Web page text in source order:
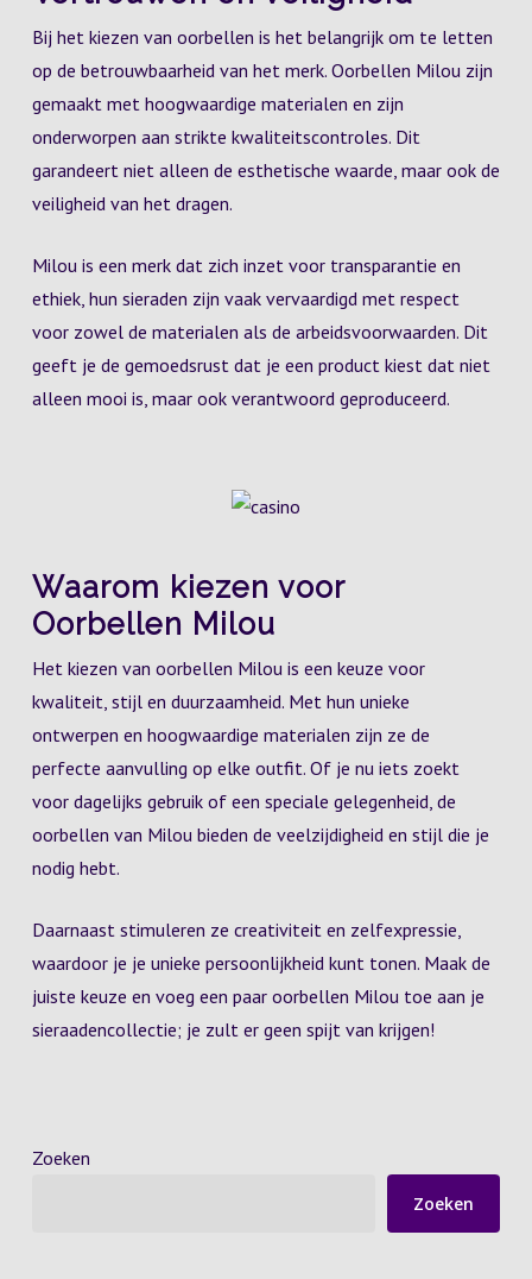
Bij het kiezen van oorbellen is het belangrijk om te letten
op de betrouwbaarheid van het merk. Oorbellen Milou zijn
gemaakt met hoogwaardige materialen en zijn
onderworpen aan strikte kwaliteitscontroles. Dit
garandeert niet alleen de esthetische waarde, maar ook de
veiligheid van het dragen.
Milou is een merk dat zich inzet voor transparantie en
ethiek, hun sieraden zijn vaak vervaardigd met respect
voor zowel de materialen als de arbeidsvoorwaarden. Dit
geeft je de gemoedsrust dat je een product kiest dat niet
alleen mooi is, maar ook verantwoord geproduceerd.
Waarom kiezen voor
Oorbellen Milou
Het kiezen van oorbellen Milou is een keuze voor
kwaliteit, stijl en duurzaamheid. Met hun unieke
ontwerpen en hoogwaardige materialen zijn ze de
perfecte aanvulling op elke outfit. Of je nu iets zoekt
voor dagelijks gebruik of een speciale gelegenheid, de
oorbellen van Milou bieden de veelzijdigheid en stijl die je
nodig hebt.
Daarnaast stimuleren ze creativiteit en zelfexpressie,
waardoor je je unieke persoonlijkheid kunt tonen. Maak de
juiste keuze en voeg een paar oorbellen Milou toe aan je
sieraadencollectie; je zult er geen spijt van krijgen!
Zoeken
Zoeken